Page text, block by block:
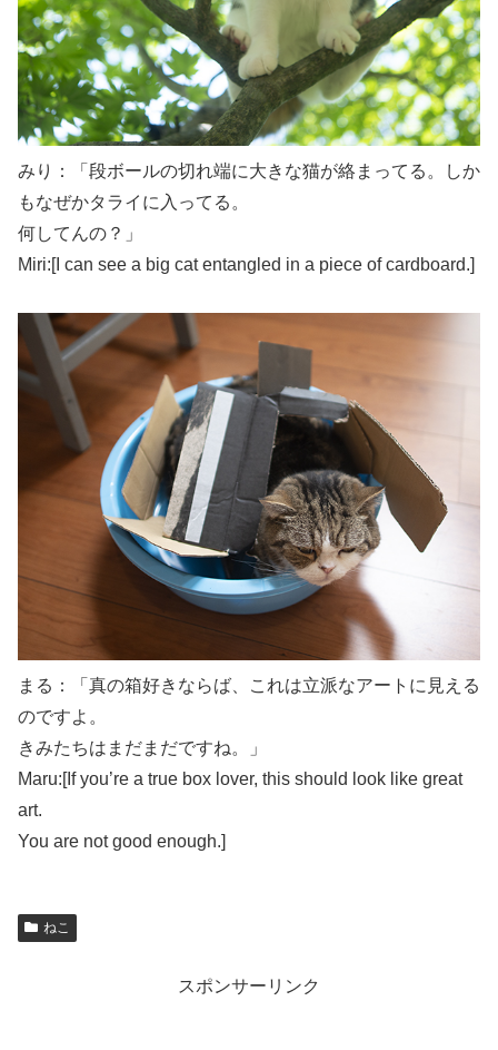
みり：「段ボールの切れ端に大きな猫が絡まってる。しか
もなぜかタライに入ってる。
何してんの？」
Miri:[I can see a big cat entangled in a piece of cardboard.]
まる：「真の箱好きならば、これは立派なアートに見える
のですよ。
きみたちはまだまだですね。」
Maru:[If you’re a true box lover, this should look like great
art.
You are not good enough.]
ねこ
スポンサーリンク